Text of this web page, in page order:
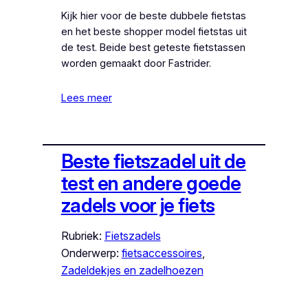
Kijk hier voor de beste dubbele fietstas
en het beste shopper model fietstas uit
de test. Beide best geteste fietstassen
worden gemaakt door Fastrider.
Lees meer
Beste fietszadel uit de
test en andere goede
zadels voor je fiets
Rubriek: Fietszadels
Onderwerp: fietsaccessoires
Zadeldekjes en zadelhoezen